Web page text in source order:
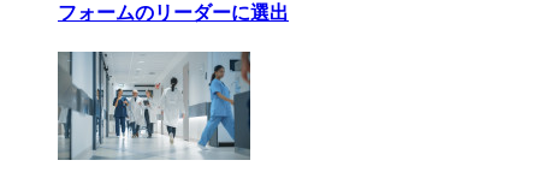
フォームのリーダーに選出